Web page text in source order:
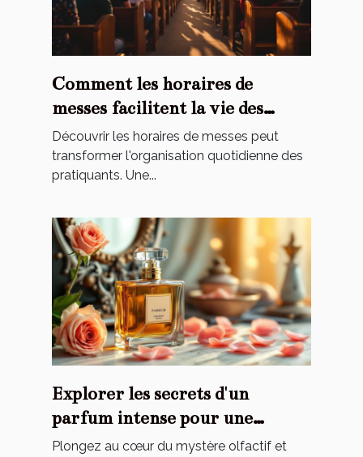
Comment les horaires de
messes facilitent la vie des
pratiquants ?
Découvrir les horaires de messes peut
transformer l'organisation quotidienne des
pratiquants. Une...
Explorer les secrets d'un
parfum intense pour une
élégance éternelle
Plongez au cœur du mystère olfactif et